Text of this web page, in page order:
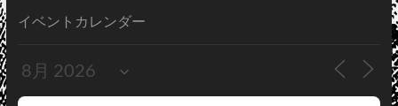
イベントカレンダー